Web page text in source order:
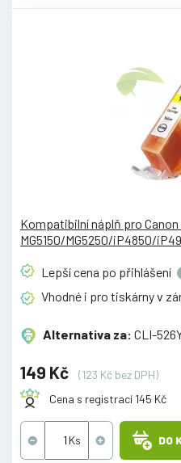
Kompatibilní náplň pro Canon
MG5150/MG5250/iP4850/
Lepší cena po přihlášení
Vhodné i pro tiskárny v
Alternativa za: CLI-
149 Kč
(123 Kč bez DPH)
Cena s registrací 145 Kč
DO